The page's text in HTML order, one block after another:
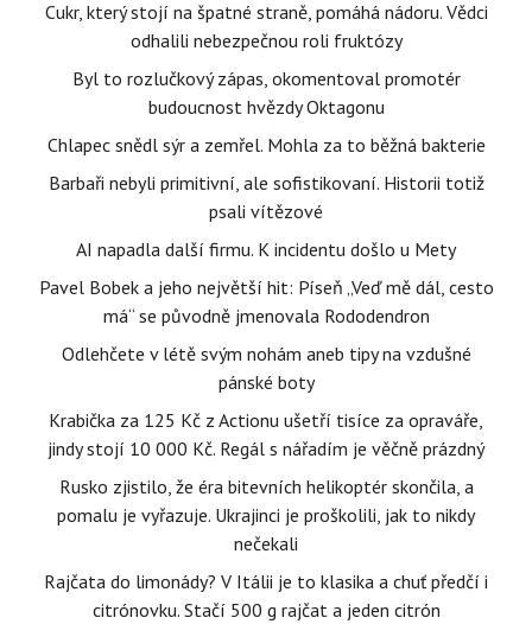
Cukr, který stojí na špatné straně, pomáhá nádoru. Vědci
odhalili nebezpečnou roli fruktózy
Byl to rozlučkový zápas, okomentoval promotér
budoucnost hvězdy Oktagonu
Chlapec snědl sýr a zemřel. Mohla za to běžná bakterie
Barbaři nebyli primitivní, ale sofistikovaní. Historii totiž
psali vítězové
AI napadla další firmu. K incidentu došlo u Mety
Pavel Bobek a jeho největší hit: Píseň „Veď mě dál, cesto
má“ se původně jmenovala Rododendron
Odlehčete v létě svým nohám aneb tipy na vzdušné
pánské boty
Krabička za 125 Kč z Actionu ušetří tisíce za opraváře,
jindy stojí 10 000 Kč. Regál s nářadím je věčně prázdný
Rusko zjistilo, že éra bitevních helikoptér skončila, a
pomalu je vyřazuje. Ukrajinci je proškolili, jak to nikdy
nečekali
Rajčata do limonády? V Itálii je to klasika a chuť předčí i
citrónovku. Stačí 500 g rajčat a jeden citrón